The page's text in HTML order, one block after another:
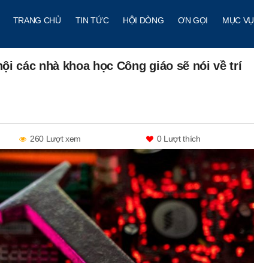
TRANG CHỦ TIN TỨC HỘI DÒNG ƠN GỌI MỤC VỤ
các nhà khoa học Công giáo sẽ nói về trí
260 Lượt xem 0Lượt thích